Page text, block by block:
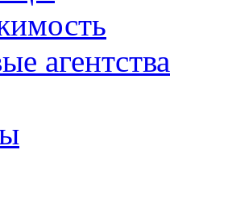
агентства